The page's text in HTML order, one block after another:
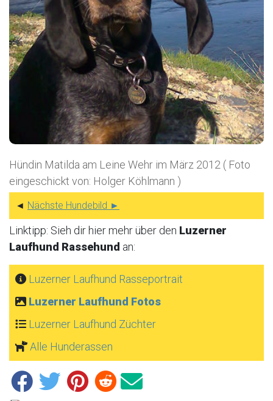
Hündin Matilda am Leine Wehr im März 2012 ( Foto
eingeschickt von: Holger Köhlmann )
◄ Nächste Hundebild ►
Linktipp: Sieh dir hier mehr über den Luzerner
Laufhund Rassehund an:
Luzerner Laufhund Rasseportrait
Luzerner Laufhund Fotos
Luzerner Laufhund Züchter
Alle Hunderassen